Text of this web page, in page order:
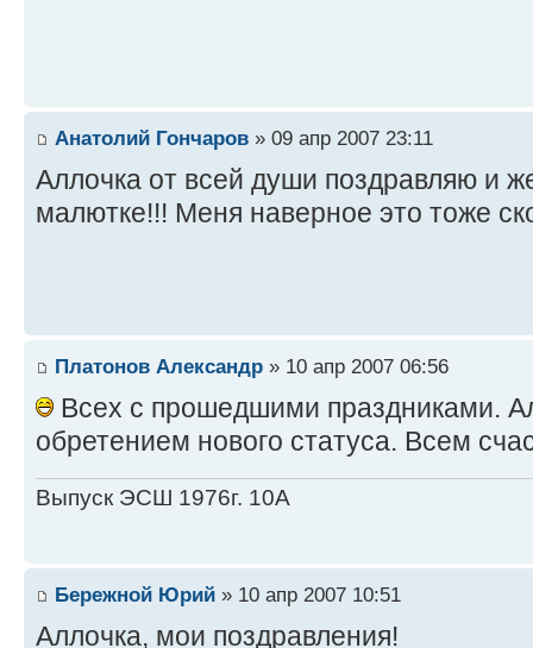
Анатолий Гончаров » 09 апр 2007 23:11
Аллочка от всей души поздравляю и
малютке!!! Меня наверное это тоже
Платонов Александр » 10 апр 2007 06:56
Всех с прошедшими праздниками.
обретением нового статуса. Всем
Выпуск ЭСШ 1976г. 10А
Бережной Юрий » 10 апр 2007 10:51
Аллочка, мои поздравления!